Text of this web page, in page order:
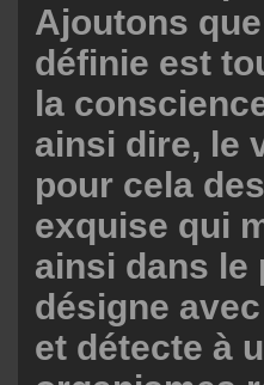
Ajoutons
définie est
la
ainsi dire, le
pour cela
exquise qui
ainsi dans le
désigne
et détecte à